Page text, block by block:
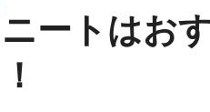
ートはお